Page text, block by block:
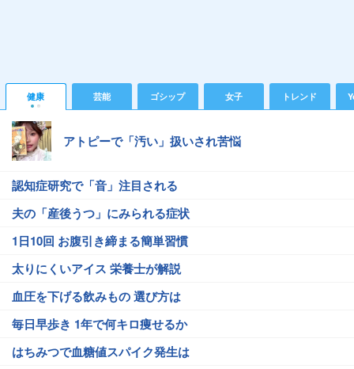
健康 芸能 ゴシップ 女子 トレンド
アトピーで「汚い」扱いされ苦悩
認知症研究で「音」注目される
夫の「産後うつ」にみられる症状
1日10回 お腹引き締まる簡単習慣
太りにくいアイス 栄養士が解説
血圧を下げる飲みもの 選び方は
毎日早歩き 1年で何キロ痩せるか
はちみつで血糖値スパイク発生は